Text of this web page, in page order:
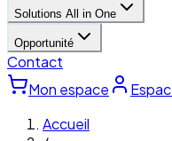
Solutions All in One
Opportunité
Contact
Mon espace
Accueil